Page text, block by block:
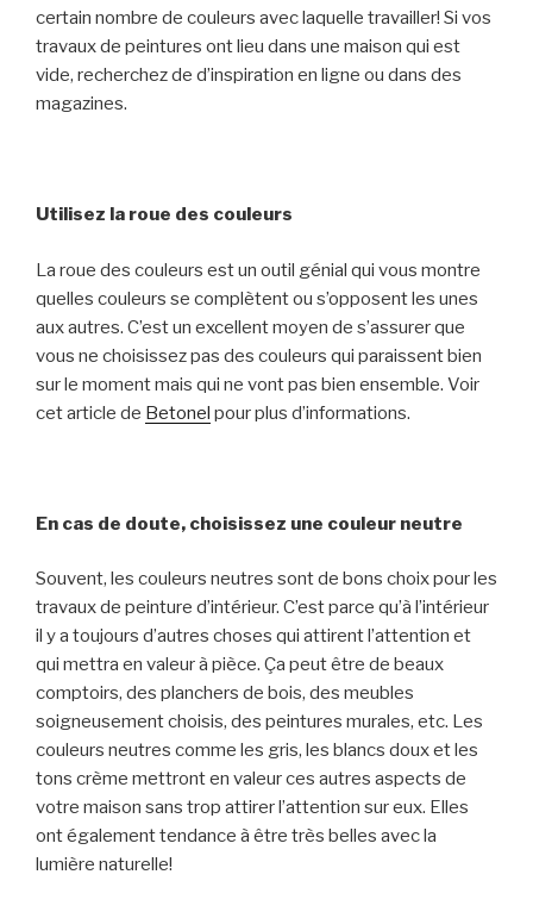
certain nombre de couleurs avec laquelle travailler! Si vos
travaux de peintures ont lieu dans une maison qui est
vide, recherchez de d’inspiration en ligne ou dans des
magazines.
Utilisez la roue des couleurs
La roue des couleurs est un outil génial qui vous montre
quelles couleurs se complètent ou s’opposent les unes
aux autres. C’est un excellent moyen de s’assurer que
vous ne choisissez pas des couleurs qui paraissent bien
sur le moment mais qui ne vont pas bien ensemble. Voir
cet article de Betonel pour plus d’informations.
En cas de doute, choisissez une couleur neutre
Souvent, les couleurs neutres sont de bons choix pour les
travaux de peinture d’intérieur. C’est parce qu’à l’intérieur
il y a toujours d’autres choses qui attirent l’attention et
qui mettra en valeur à pièce. Ça peut être de beaux
comptoirs, des planchers de bois, des meubles
soigneusement choisis, des peintures murales, etc. Les
couleurs neutres comme les gris, les blancs doux et les
tons crème mettront en valeur ces autres aspects de
votre maison sans trop attirer l’attention sur eux. Elles
ont également tendance à être très belles avec la
lumière naturelle!